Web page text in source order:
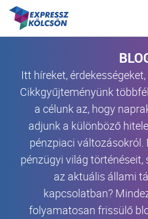
Itt híreket,
Cikkgyűjteményünk
a célunk az, hogy
adjunk a különböző
pénzpiaci
pénzügyi világ történéseit,
az aktuális állami
kapcsolatban?
folyamatosan frissülő